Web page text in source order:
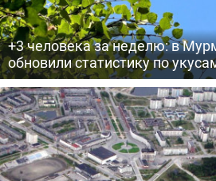
+3 человека за неделю: в
обновили статистику по